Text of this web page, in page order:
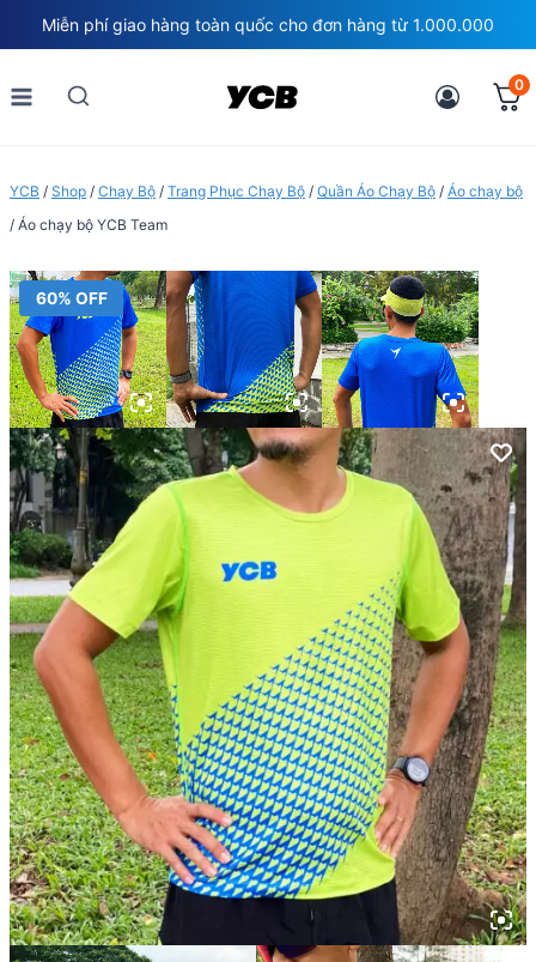
to
content
Miễn phí giao hàng toàn quốc cho đơn hàng từ 1.000.000
0
YCB / Shop / Chạy Bộ / Trang Phục Chạy Bộ / Quần Áo Chạy Bộ / Áo chạy bộ
/ Áo chạy bộ YCB Team
60% OFF